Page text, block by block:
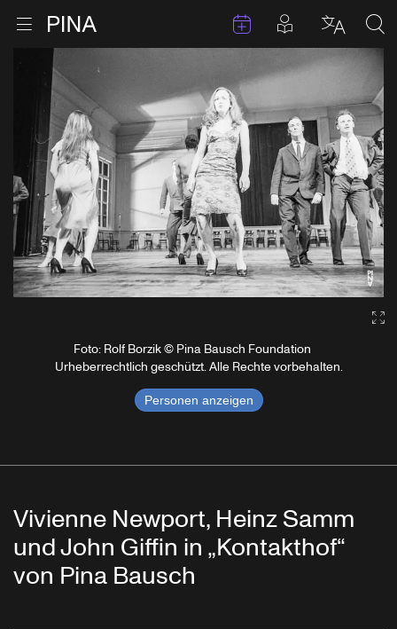
Zum Inhalt springen
Menu öffnen TermineBeiträge in
Foto: Rolf Borzik © Pina Bausch Foundation
Urheberrechtlich geschützt. Alle Rechte vorbehalten.
Personen anzeigen
Vivienne Newport, Heinz Samm
und John Giffin in „Kontakthof“
von Pina Bausch